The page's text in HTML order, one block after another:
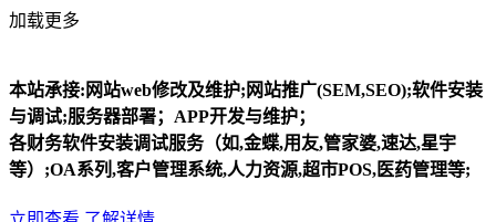
加载更多
本站承接:网站web修改及维护;网站推广(SEM,SEO);软件安装
与调试;服务器部署；APP开发与维护；
各财务软件安装调试服务（如,金蝶,用友,管家婆,速达,星宇
等）;OA系列,客户管理系统,人力资源,超市POS,医药管理等;